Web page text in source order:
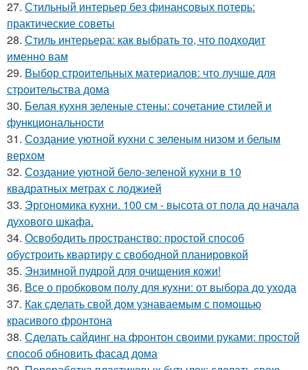
27. Стильный интерьер без финансовых потерь:
практические советы
28. Стиль интерьера: как выбрать то, что подходит
именно вам
29. Выбор строительных материалов: что лучше для
строительства дома
30. Белая кухня зеленые стены: сочетание стилей и
функциональности
31. Создание уютной кухни с зеленым низом и белым
верхом
32. Создание уютной бело-зеленой кухни в 10
квадратных метрах с лоджией
33. Эргономика кухни. 100 см - высота от пола до начала
духового шкафа.
34. Освободить пространство: простой способ
обустроить квартиру с свободной планировкой
35. Энзимной пудрой для очищения кожи!
36. Все о пробковом полу для кухни: от выбора до ухода
37. Как сделать свой дом узнаваемым с помощью
красивого фронтона
38. Сделать сайдинг на фронтон своими руками: простой
способ обновить фасад дома